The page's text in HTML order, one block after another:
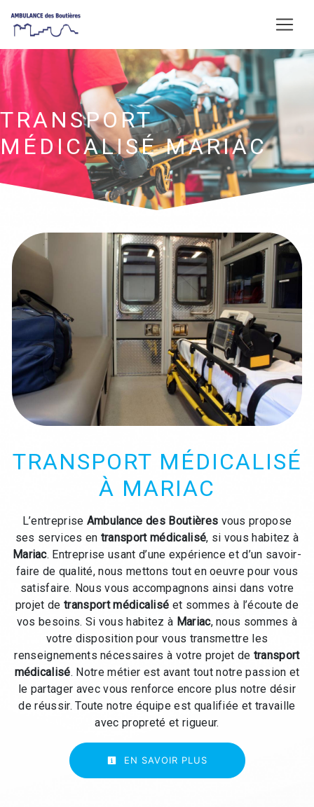
TRANSPORT
MÉDICALISÉ MARIAC
TRANSPORT MÉDICALISÉ
À MARIAC
L’entreprise Ambulance des Boutières vous propose
ses services en transport médicalisé, si vous habitez à
Mariac. Entreprise usant d’une expérience et d’un savoir-
faire de qualité, nous mettons tout en oeuvre pour vous
satisfaire. Nous vous accompagnons ainsi dans votre
projet detransport médicalisé et sommes à l’écoute de
vos besoins. Si vous habitez à Mariac, nous sommes à
votre disposition pour vous transmettre les
renseignements nécessaires à votre projet de transport
médicalisé. Notre métier est avant tout notre passion et
le partager avec vous renforce encore plus notre désir
de réussir. Toute notre équipe est qualifiée et travaille
avec propreté et rigueur.
EN SAVOIR PLUS